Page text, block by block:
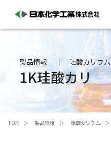
製品情報 珪酸カリウム
1K珪酸カリ
TOP 製品情報 珪酸カリウム